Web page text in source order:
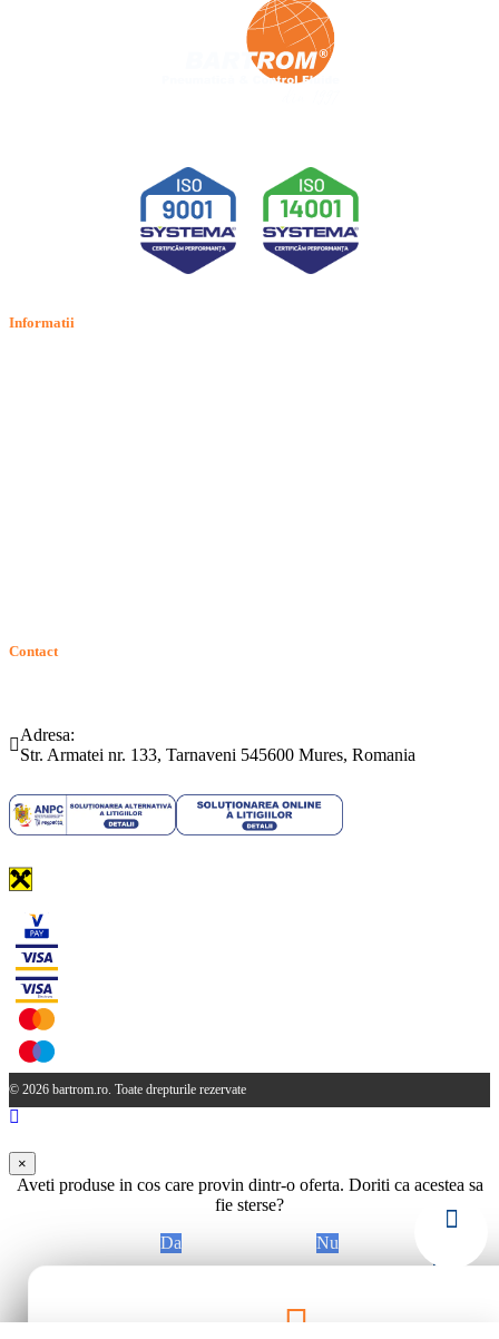
Informatii
Contact
Adresa:
Str. Armatei nr. 133, Tarnaveni 545600 Mures, Romania
© 2026 bartrom.ro. Toate drepturile rezervate
×
Aveti produse in cos care provin dintr-o oferta. Doriti ca acestea sa
fie sterse?
Da
Nu